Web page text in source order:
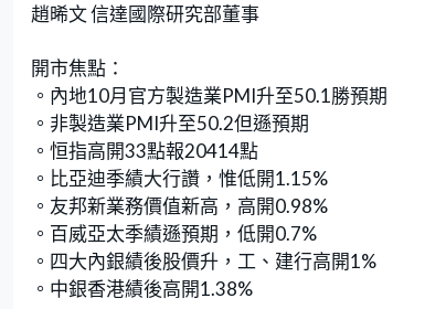
趙晞文 信達國際研究部董事
開市焦點：
。內地10月官方製造業PMI升至50.1勝預期
。非製造業PMI升至50.2但遜預期
。恒指高開33點報20414點
。比亞迪季績大行讚，惟低開1.15%
。友邦新業務價值新高，高開0.98%
。百威亞太季績遜預期，低開0.7%
。四大內銀績後股價升，工、建行高開1%
。中銀香港績後高開1.38%